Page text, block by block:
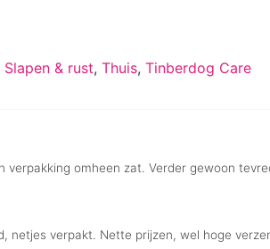
Slapen & rust, Thuis, Tinberdog Care